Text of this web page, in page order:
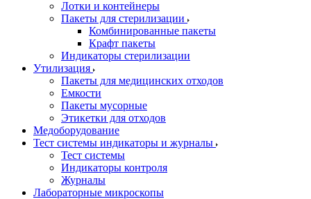
Лотки и контейнеры
Пакеты для стерилизации
Комбинированные пакеты
Крафт пакеты
Индикаторы стерилизации
Утилизация
Пакеты для медицинских отходов
Емкости
Пакеты мусорные
Этикетки для отходов
Медоборудование
Тест системы индикаторы и журналы
Тест системы
Индикаторы контроля
Журналы
Лабораторные микроскопы